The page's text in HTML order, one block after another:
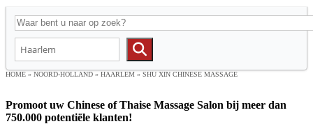
HOME » NOORD-HOLLAND » HAARLEM » SHU XIN CHINESE MASSAGE
Promoot uw Chinese of Thaise Massage Salon bij meer dan
750.000 potentiële klanten!